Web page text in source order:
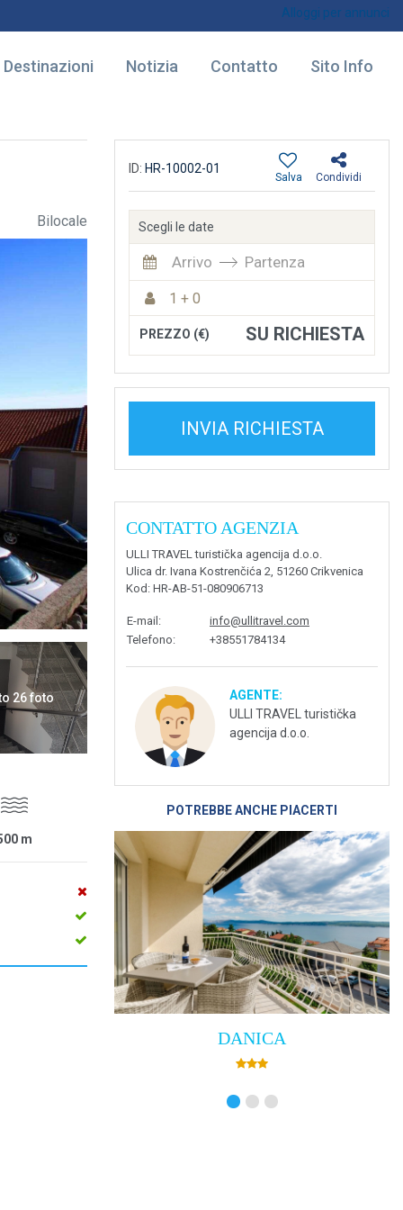
Alloggi per annunci
Destinazioni Notizia Contatto Sito Info
Bilocale
26 foto
m
ID: HR-10002-01
Condividi
Salva
Scegli le date
Arrivo Partenza
1 + 0
PREZZO (€) SU RICHIESTA
INVIA RICHIESTA
CONTATTO AGENZIA
ULLI TRAVEL turistička agencija d.o.o.
Ulica dr. Ivana Kostrenčića 2, 51260 Crikvenica
Kod : HR-AB-51-080906713
E-mail :
info@ullitravel.com
Telefono: +38551784134
AGENTE:
ULLI TRAVEL turistička
agencija d.o.o.
POTREBBE ANCHE PIACERTI
DANICA